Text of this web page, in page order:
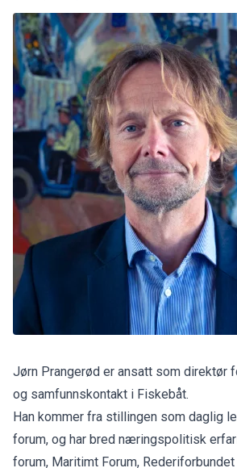
Jørn Prangerød er ansatt som direktør
og samfunnskontakt i Fiskebåt.
Han kommer fra stillingen som daglig
forum, og har bred næringspolitisk
forum, Maritimt Forum,